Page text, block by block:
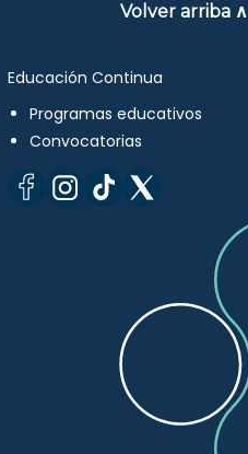
Volver arriba ∧
Educación Continua
Programas educativos
Convocatorias